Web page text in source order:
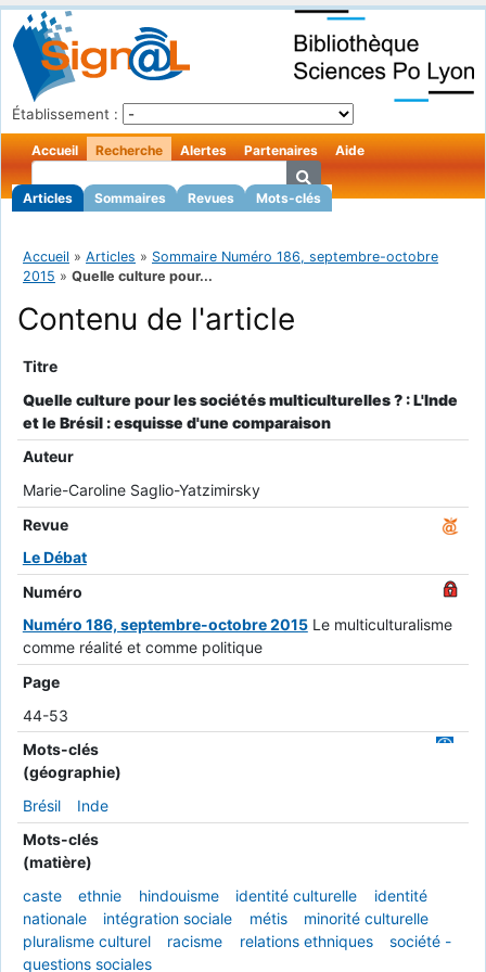
Établissement :
Accueil Recherche
Articles Sommaires Revues Mots-clés
Alertes Partenaires Aide
Accueil » Articles » Sommaire Numéro 186, septembre-octobre
2015 » Quelle culture pour...
Contenu de l'article
Titre
Quelle culture pour les sociétés multiculturelles ? : L'Inde
et le Brésil : esquisse d'une comparaison
Auteur
Marie-Caroline Saglio-Yatzimirsky
Revue
Le Débat
Numéro
Numéro 186, septembre-octobre 2015 Le multiculturalisme
comme réalité et comme politique
Page
44-53
Mots-clés
(géographie)
Brésil
Inde
Mots-clés
(matière)
caste
ethnie hindouisme identité culturelle
identité
nationale
intégration sociale métis
minorité culturelle
pluralisme culturel
racisme relations ethniques
société -
questions sociales